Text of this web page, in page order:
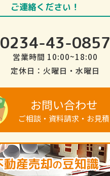
ご連絡ください！
0234-43-0857
営業時間 10:00~18:00
定休日：火曜日・水曜日
お問い合わせ
ご相談・資料請求・お見積